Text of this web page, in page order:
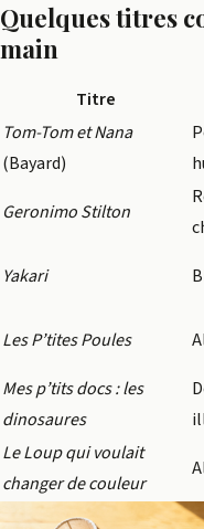
Quelques titres
main
Titre
Tom-Tom et Nana
(Bayard)
Geronimo Stilton
Yakari
Les P’tites Poules
Mes p’tits docs : les
dinosaures
Le Loup qui voulait
changer de couleur